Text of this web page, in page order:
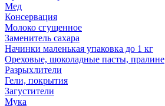
Мед
Консервация
Молоко сгущенное
Заменитель сахара
Начинки маленькая упаковка до 1 кг
Ореховые, шоколадные пасты, пралине
Разрыхлители
Гели, покрытия
Загустители
Мука